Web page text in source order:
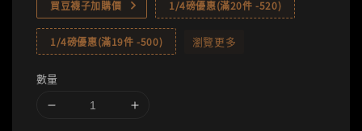
買豆襪子加購價 1/4磅優惠(滿20件 -520)
1/4磅優惠(滿19件 -500) 瀏覽更多
數量